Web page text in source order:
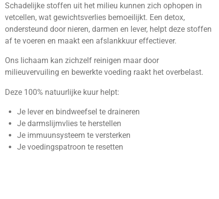
Schadelijke stoffen uit het milieu kunnen zich ophopen in
vetcellen, wat gewichtsverlies bemoeilijkt. Een detox,
ondersteund door nieren, darmen en lever, helpt deze stoffen
af te voeren en maakt een afslankkuur effectiever.
Ons lichaam kan zichzelf reinigen maar door
milieuvervuiling en bewerkte voeding raakt het overbelast.
Deze 100% natuurlijke kuur helpt:
Je lever en bindweefsel te draineren
Je darmslijmvlies te herstellen
Je immuunsysteem te versterken
Je voedingspatroon te resetten